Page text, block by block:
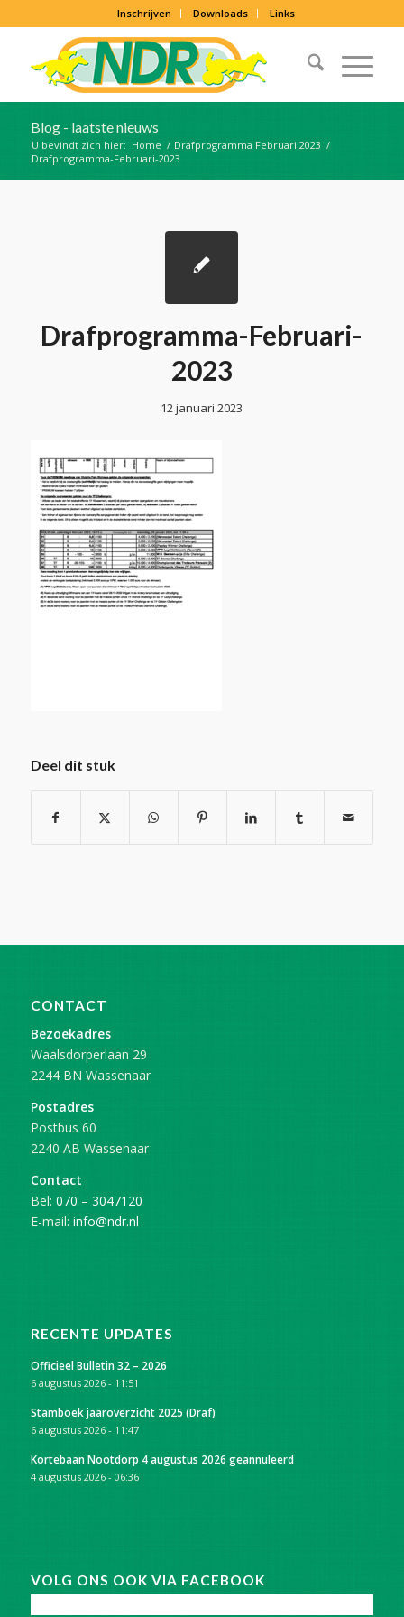
Inschrijven Downloads Links
Blog - laatste nieuws
U bevindt zich hier: Home / Drafprogramma Februari 2023 /
Drafprogramma-Februari-2023
Drafprogramma-Februari-
2023
12 januari 2023
Deel dit stuk
CONTACT
Bezoekadres
Waalsdorperlaan 29
2244 BN Wassenaar
Postadres
Postbus 60
2240 AB Wassenaar
Contact
Bel: 070 – 3047120
E-mail: info@ndr.nl
RECENTE UPDATES
Officieel Bulletin 32 – 2026
6 augustus 2026 - 11:51
Stamboek jaaroverzicht 2025 (Draf)
6 augustus 2026 - 11:47
Kortebaan Nootdorp 4 augustus 2026 geannuleerd
4 augustus 2026 - 06:36
VOLG ONS OOK VIA FACEBOOK